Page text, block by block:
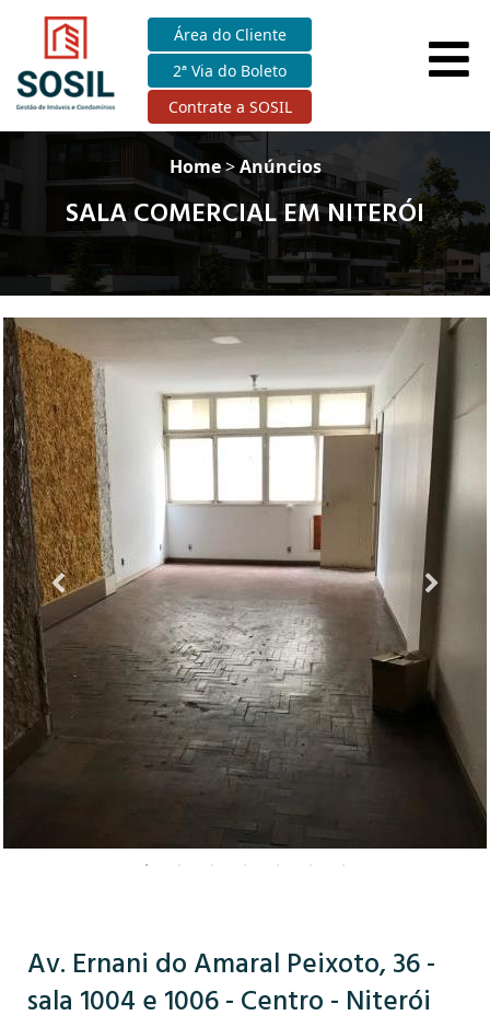
Área do Cliente
2ª Via do Boleto
Contrate a SOSIL
Home>Anúncios
SALA COMERCIAL EM NITERÓI
Av. Ernani do Amaral Peixoto, 36 -
sala 1004 e 1006 - Centro - Niterói